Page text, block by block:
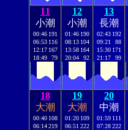
11
小潮
00:46 191
06:53 116
12:17 167
18:49
79
12
小潮
01:46 190
08:13 104
13:58 164
20:04
92
13
長潮
02:43 192
09:21
88
15:30 171
21:17
99
18
大潮
00:40 108
06:14219
19
大潮
01:20 109
06:51 222
20
中潮
01:59 111
07:28222